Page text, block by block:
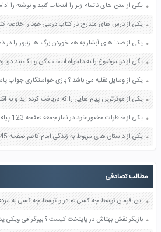
یکی از وسایل نقلیه می باشد ؟ بازی خواستگاری جواب
یکی از خاطرات حضور خود در نماز جمعه صفحه 123 پیام های آسمان هفتم
یکی از داستان های مربوط به زندگی امام کاظم صفحه 45 هدیه های آسمان چهارم
مطالب تصادفی
بازیگر نقش بهتاش در پایتخت کیست ؟ بیوگرافی ویکی